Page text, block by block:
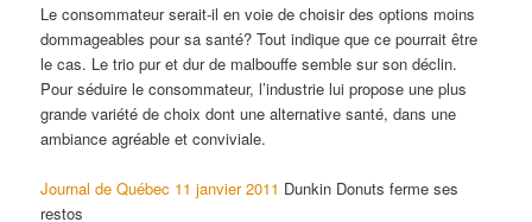
Le consommateur serait-il en voie de choisir des options moins
dommageables pour sa santé? Tout indique que ce pourrait être
le cas. Le trio pur et dur de malbouffe semble sur son déclin.
Pour séduire le consommateur, l’industrie lui propose une plus
grande variété de choix dont une alternative santé, dans une
ambiance agréable et conviviale.
Journal de Québec 11 janvier 2011 Dunkin Donuts ferme ses
restos